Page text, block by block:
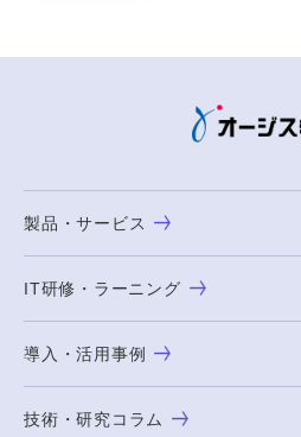
製品・サービス
IT研修・ラーニング
導入・活用事例
技術・研究コラム